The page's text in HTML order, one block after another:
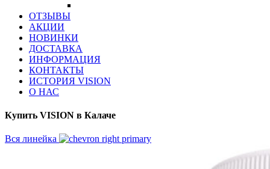
ОТЗЫВЫ
АКЦИИ
НОВИНКИ
ДОСТАВКА
ИНФОРМАЦИЯ
КОНТАКТЫ
ИСТОРИЯ VISION
О НАС
Купить VISION в Калаче
Вся линейка